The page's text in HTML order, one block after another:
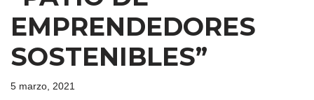
EMPRENDEDORES
SOSTENIBLES”
5 marzo, 2021